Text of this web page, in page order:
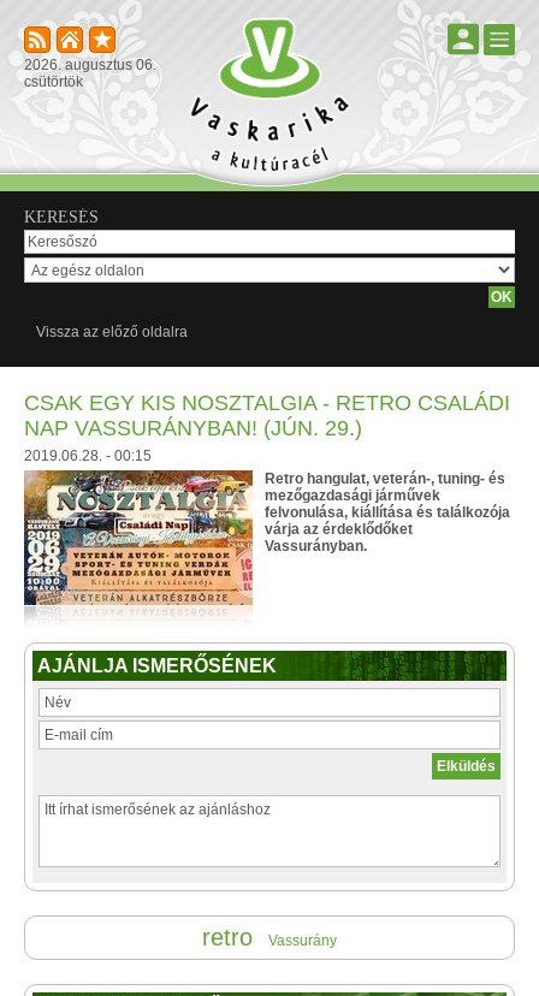
2026. augusztus 06.
csütörtök
KERESÉS
Vissza az előző oldalra
CSAK EGY KIS NOSZTALGIA - RETRO CSALÁDI
NAP VASSURÁNYBAN! (JÚN. 29.)
2019.06.28. - 00:15
Retro hangulat, veterán-, tuning- és
mezőgazdasági járművek
felvonulása, kiállítása és találkozója
várja az érdeklődőket
Vassurányban.
AJÁNLJA ISMERŐSÉNEK
retro Vassurány